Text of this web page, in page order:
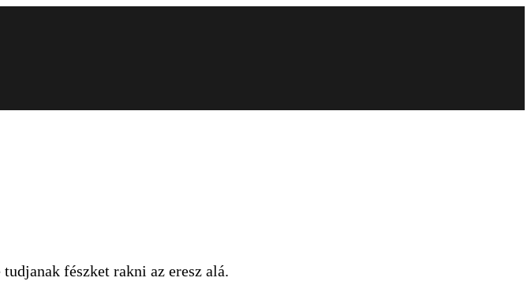
fészket rakni az eresz alá.